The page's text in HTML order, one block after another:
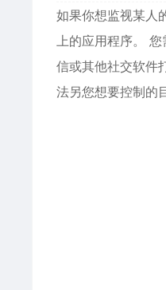
如果你想监视某人
上的应用程序。
信或其他社交软件
法另您想要控制的